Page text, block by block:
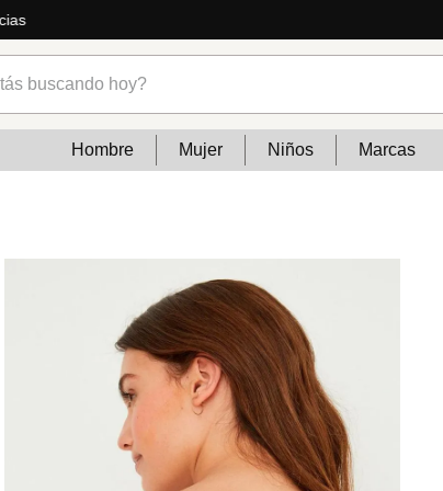
Hombre Mujer Niños Marcas